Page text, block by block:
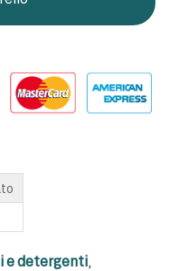
detergenti,